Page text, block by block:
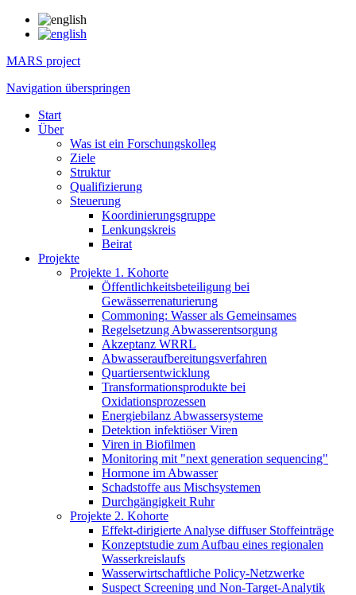
MARS project
Navigation überspringen
Start
Über
Was ist ein Forschungskolleg
Ziele
Struktur
Qualifizierung
Steuerung
Koordinierungsgruppe
Lenkungskreis
Beirat
Projekte
Projekte 1. Kohorte
Öffentlichkeitsbeteiligung bei
Gewässerrenaturierung
Commoning: Wasser als Gemeinsames
Regelsetzung Abwasserentsorgung
Akzeptanz WRRL
Abwasseraufbereitungsverfahren
Quartiersentwicklung
Transformationsprodukte bei
Oxidationsprozessen
Energiebilanz Abwassersysteme
Detektion infektiöser Viren
Viren in Biofilmen
Monitoring mit "next generation sequencing"
Hormone im Abwasser
Schadstoffe aus Mischsystemen
Durchgängigkeit Ruhr
Projekte 2. Kohorte
Effekt-dirigierte Analyse diffuser Stoffeinträge
Konzeptstudie zum Aufbau eines regionalen
Wasserkreislaufs
Wasserwirtschaftliche Policy-Netzwerke
Suspect Screening und Non-Target-Analytik